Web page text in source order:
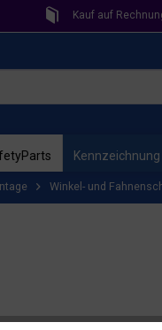
Kauf auf
Kennzeichnung
Winkel- und